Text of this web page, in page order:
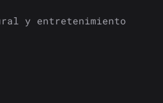
y entretenimiento